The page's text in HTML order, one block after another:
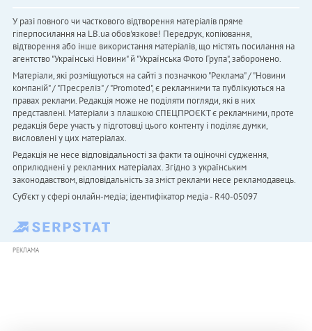
У разі повного чи часткового відтворення матеріалів пряме
гіперпосилання на LB.ua обов'язкове! Передрук, копіювання,
відтворення або інше використання матеріалів, що містять посилання на
агентство "Українськi Новини" й "Українська Фото Група", заборонено.
Матеріали, які розміщуються на сайті з позначкою "Реклама" / "Новини
компаній" / "Пресреліз" / "Promoted", є рекламними та публікуються на
правах реклами. Редакція може не поділяти погляди, які в них
представлені. Матеріали з плашкою СПЕЦПРОЄКТ є рекламними, проте
редакція бере участь у підготовці цього контенту і поділяє думки,
висловлені у цих матеріалах.
Редакція не несе відповідальності за факти та оціночні судження,
оприлюднені у рекламних матеріалах. Згідно з українським
законодавством, відповідальність за зміст реклами несе рекламодавець.
Cуб'єкт у сфері онлайн-медіа; ідентифікатор медіа - R40-05097
РЕКЛАМА